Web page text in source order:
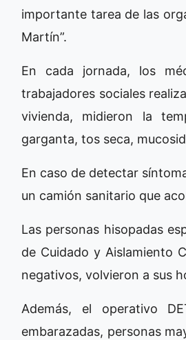
importante tarea de las
Martín”.
En cada jornada, los
trabajadores sociales
vivienda, midieron la
garganta, tos seca,
En caso de detectar
un camión sanitario que
Las personas hisopadas
de Cuidado y Aislamiento
negativos, volvieron a sus
Además, el operativo
embarazadas, personas